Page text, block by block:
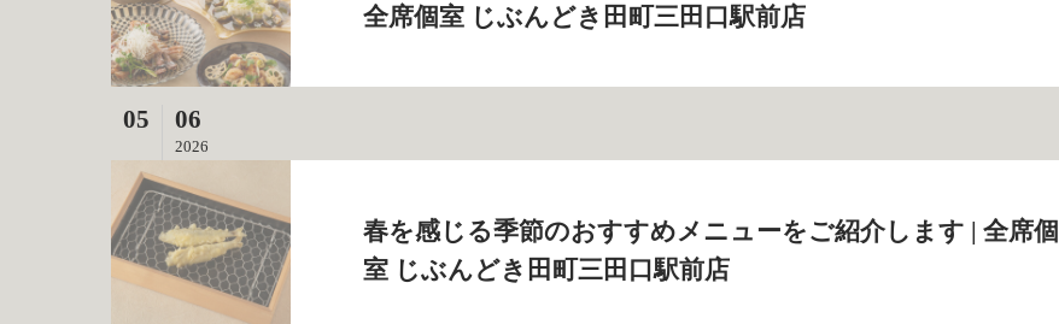
全席個室 じぶんどき田町三田口駅前店
05 06
2026
春を感じる季節のおすすめメニューをご紹介します | 全席個
室 じぶんどき田町三田口駅前店